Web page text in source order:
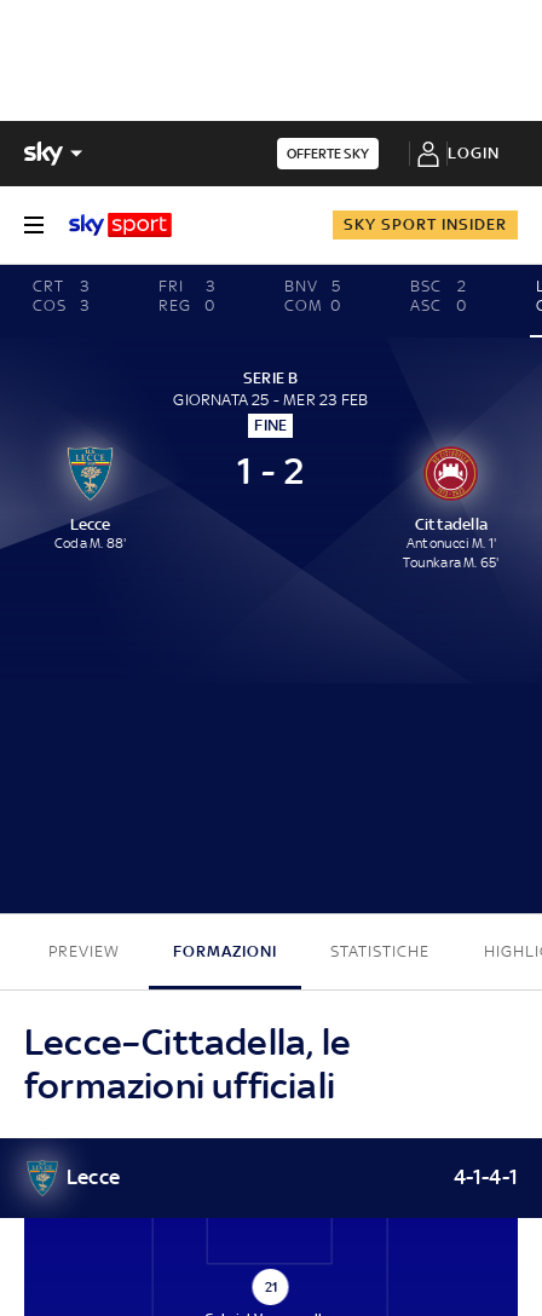
OFFERTE SKY LOGIN
SKY SPORT INSIDER
CRT
3
COS
3
FRI
3
REG
0
BNV
5
COM 0
BSC
2
ASC
0
SERIE B
GIORNATA 25 - MER 23 FEB
FINE
Lecce
Coda M. 88'
1 - 2
Cittadella
Antonucci M. 1'
Tounkara M. 65'
PREVIEW FORMAZIONI STATISTICHE
Lecce–Cittadella, le
formazioni ufficiali
Lecce 4-1-4-1
21